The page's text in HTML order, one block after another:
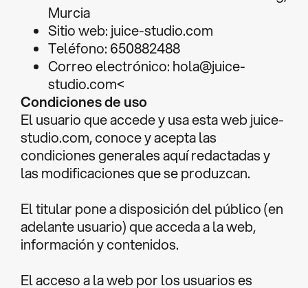
Murcia
Sitio web: juice-studio.com
Teléfono: 650882488
Correo electrónico: hola@juice-
studio.com<
Condiciones de uso
El usuario que accede y usa esta web juice-
studio.com, conoce y acepta las
condiciones generales aquí redactadas y
las modificaciones que se produzcan.
El titular pone a disposición del público (en
adelante usuario) que acceda a la web,
información y contenidos.
El acceso a la web por los usuarios es